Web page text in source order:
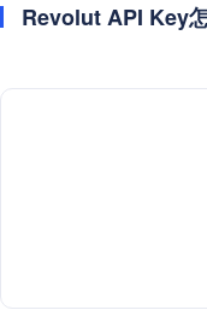
Revolut API Key